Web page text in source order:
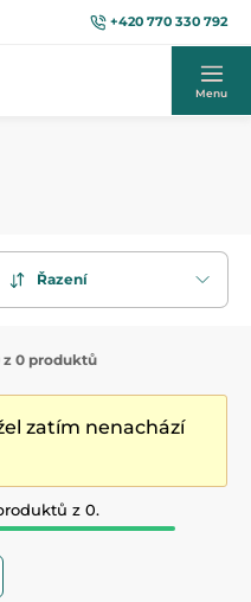
+420 770 330 792
Menu
Řazení
z 0 produktů
zatím nenachází
z 0.